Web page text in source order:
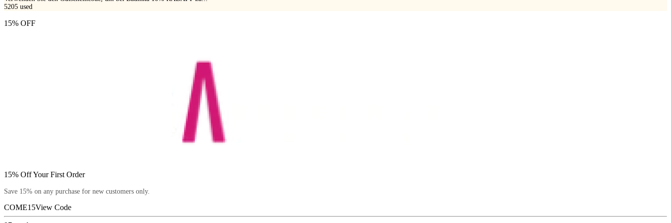
5205 used
15% OFF
15% Off Your First Order
Save 15% on any purchase for new customers only.
COME15View Code